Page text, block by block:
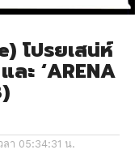
โปรยเสน่ห์
ละ ‘ARENA
ลา 05:34:31 น.